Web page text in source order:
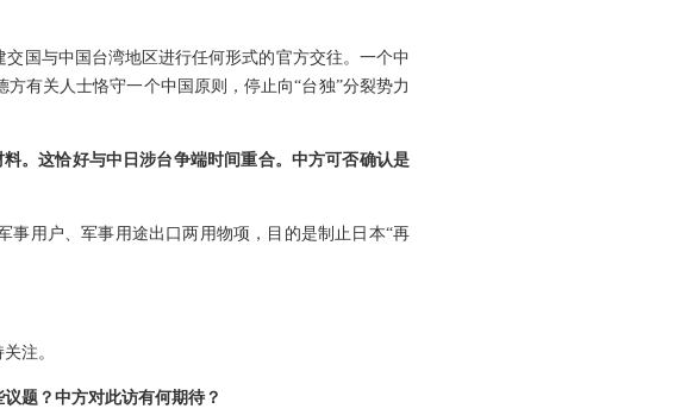
国与中国台湾地区进行任何形式的官方交往。一个中
有关人士恪守一个中国原则，停止向“台独”分裂势力
。这恰好与中日涉台争端时间重合。中方可否确认是
用户、军事用途出口两用物项，目的是制止日本“再
注。
题？中方对此访有何期待？